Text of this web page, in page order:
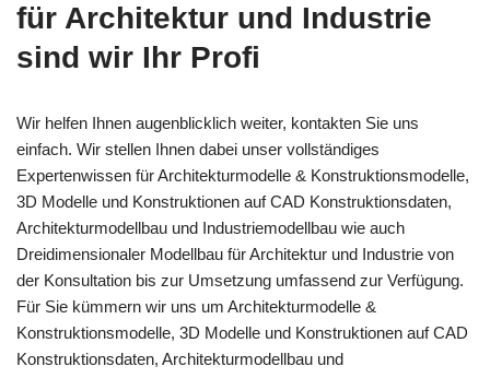
für Architektur und Industrie
sind wir Ihr Profi
Wir helfen Ihnen augenblicklich weiter, kontakten Sie uns
einfach. Wir stellen Ihnen dabei unser vollständiges
Expertenwissen für Architekturmodelle & Konstruktionsmodelle,
3D Modelle und Konstruktionen auf CAD Konstruktionsdaten,
Architekturmodellbau und Industriemodellbau wie auch
Dreidimensionaler Modellbau für Architektur und Industrie von
der Konsultation bis zur Umsetzung umfassend zur Verfügung.
Für Sie kümmern wir uns um Architekturmodelle &
Konstruktionsmodelle, 3D Modelle und Konstruktionen auf CAD
Konstruktionsdaten, Architekturmodellbau und